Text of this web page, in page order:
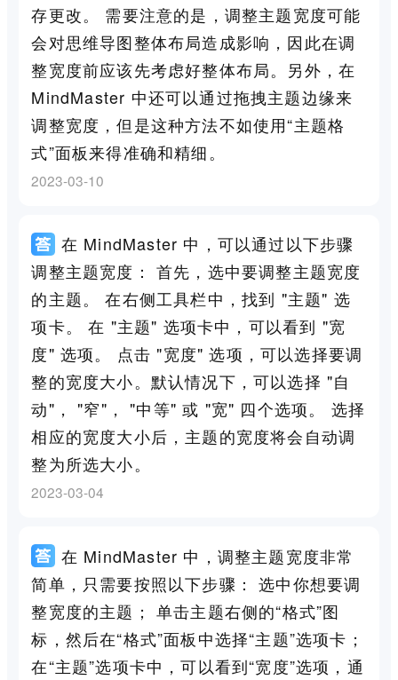
存更改。 需要注意的是，调整主题宽度可能
会对思维导图整体布局造成影响，因此在调
整宽度前应该先考虑好整体布局。另外，在
MindMaster 中还可以通过拖拽主题边缘来
调整宽度，但是这种方法不如使用“主题格
式”面板来得准确和精细。
2023-03-10
在 MindMaster 中，可以通过以下步骤
调整主题宽度： 首先，选中要调整主题宽度
的主题。 在右侧工具栏中，找到 "主题" 选
项卡。 在 "主题" 选项卡中，可以看到 "宽
度" 选项。 点击 "宽度" 选项，可以选择要调
整的宽度大小。默认情况下，可以选择 "自
动"， "窄"， "中等" 或 "宽" 四个选项。 选择
相应的宽度大小后，主题的宽度将会自动调
整为所选大小。
2023-03-04
在 MindMaster 中，调整主题宽度非常
简单，只需要按照以下步骤： 选中你想要调
整宽度的主题； 单击主题右侧的“格式”图
标，然后在“格式”面板中选择“主题”选项卡；
在“主题”选项卡中，可以看到“宽度”选项，通